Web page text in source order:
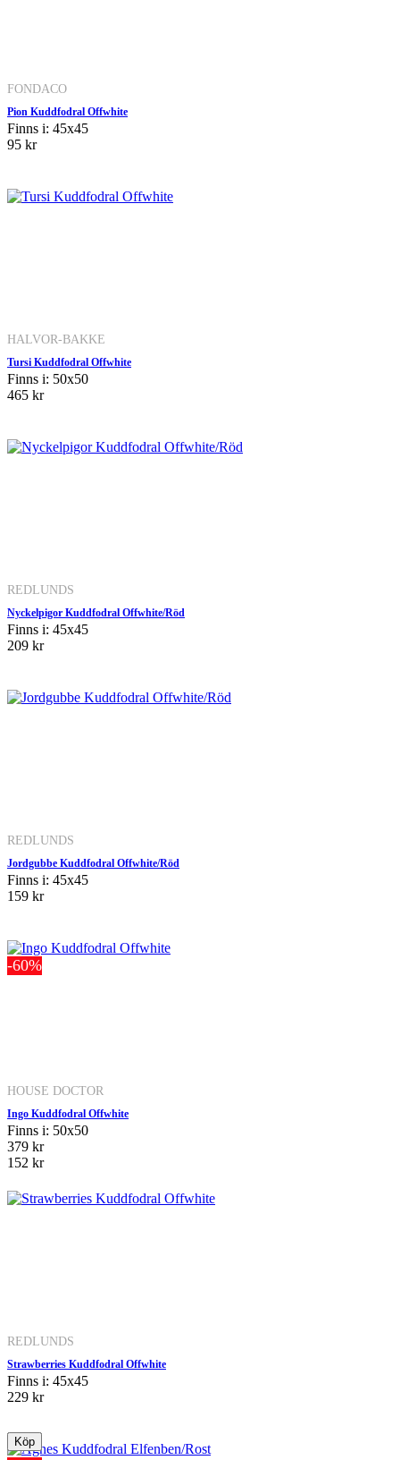
FONDACO
Pion Kuddfodral Offwhite
Finns i: 45x45
95 kr
HALVOR-BAKKE
Tursi Kuddfodral Offwhite
Finns i: 50x50
465 kr
REDLUNDS
Nyckelpigor Kuddfodral Offwhite/Röd
Finns i: 45x45
209 kr
REDLUNDS
Jordgubbe Kuddfodral Offwhite/Röd
Finns i: 45x45
159 kr
-60%
HOUSE DOCTOR
Ingo Kuddfodral Offwhite
Finns i: 50x50
379 kr
152 kr
REDLUNDS
Strawberries Kuddfodral Offwhite
Finns i: 45x45
229 kr